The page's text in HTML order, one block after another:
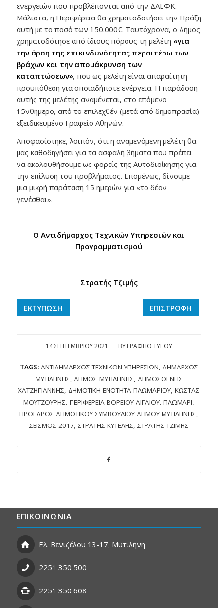
ενεργειών που προβλέπονται από την ΔΑΕΦΚ.
Μάλιστα, η Περιφέρεια θα χρηματοδοτήσει την Πράξη
αυτή με το ποσό των 150.000€. Ταυτόχρονα, ο Δήμος
χρηματοδότησε από ίδιους πόρους τη μελέτη «για
την άρση της επικινδυνότητας περαιτέρω των
βράχων και την απομάκρυνση των
καταπτώσεων», που ως μελέτη είναι απαραίτητη
προϋπόθεση για οποιαδήποτε ενέργεια. Η παράδοση
αυτής της μελέτης αναμένεται, στο επόμενο
15νθήμερο, από το επιλεχθέν (μετά από δημοπρασία)
εξειδικευμένο Γραφείο Αθηνών.
Αποφασίστηκε, λοιπόν, ότι η αναμενόμενη μελέτη θα
μας καθοδηγήσει για τα ασφαλή βήματα που πρέπει
να ακολουθήσουμε ως φορείς της Αυτοδιοίκησης για
την επίλυση του προβλήματος. Επομένως, δίνουμε
μια μικρή παράταση 15 ημερών για «το δέον
γενέσθαι».
Ο Αντιδήμαρχος Τεχνικών Υπηρεσιών και
Προγραμματισμού
Στρατής Τζιμής
ΕΚΤΥΠΩΣΗ ΕΠΙΣΤΡΟΦΗ
14 ΣΕΠΤΕΜΒΡΊΟΥ 2021
/ BY ΓΡΑΦΕΙΟ ΤΥΠΟΥ
TAGS: ΑΝΤΙΔΉΜΑΡΧΟΣ ΤΕΧΝΙΚΏΝ ΥΠΗΡΕΣΙΏΝ ΔΉΜΑΡΧΟΣ
ΜΥΤΙΛΉΝΗΣ ΔΉΜΟΣ ΜΥΤΙΛΉΝΗΣ ΔΗΜΟΣΘΈΝΗΣ
ΧΑΤΖΗΓΙΆΝΝΗΣ ΔΗΜΟΤΙΚΉ ΕΝΌΤΗΤΑ ΠΛΩΜΑΡΊΟΥ ,ΚΏΣΤΑΣ
ΜΟΥΤΖΟΎΡΗΣ ,ΠΕΡΙΦΈΡΕΙΑ ΒΟΡΕΊΟΥ ΑΙΓΑΊΟΥ ,ΠΛΩΜΆΡΙ
ΠΡΌΕΔΡΟΣ ΔΗΜΟΤΙΚΟΎ ΣΥΜΒΟΥΛΊΟΥ ΔΉΜΟΥ ΜΥΤΙΛΉΝΗΣ
ΣΕΙΣΜΌΣ 2017 ΣΤΡΑΤΉΣ ΚΎΤΕΛΗΣ ΣΤΡΑΤΉΣ ΤΖΙΜΉΣ
ΕΠΙΚΟΙΝΩΝΙΑ
Ελ. Βενιζέλου 13-17, Μυτιλήνη
2251 350 500
2251 350 608